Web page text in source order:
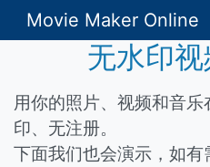
Movie Maker Online
无水印
用你的照片、视频和音
印、无注册。
下面我们也会演示，如